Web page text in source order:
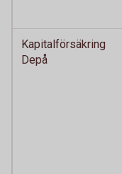
Kapitalförsäkring
Depå